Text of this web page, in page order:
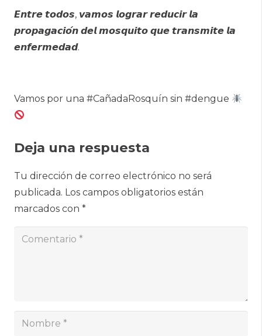
𝙀𝙣𝙩𝙧𝙚 𝙩𝙤𝙙𝙤𝙨, 𝙫𝙖𝙢𝙤𝙨 𝙡𝙤𝙜𝙧𝙖𝙧 𝙧𝙚𝙙𝙪𝙘𝙞𝙧 𝙡𝙖
𝙥𝙧𝙤𝙥𝙖𝙜𝙖𝙘𝙞𝙤́𝙣 𝙙𝙚𝙡 𝙢𝙤𝙨𝙦𝙪𝙞𝙩𝙤 𝙦𝙪𝙚 𝙩𝙧𝙖𝙣𝙨𝙢𝙞𝙩𝙚 𝙡𝙖
𝙚𝙣𝙛𝙚𝙧𝙢𝙚𝙙𝙖𝙙.
Vamos por una #CañadaRosquín sin #dengue
Deja una respuesta
Tu dirección de correo electrónico no será
publicada. Los campos obligatorios están
marcados con *